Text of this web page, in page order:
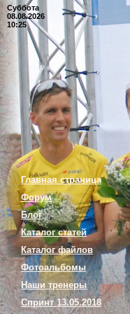
Суббота
08.08.2026
10:25
Главная страница
Форум
Блог
Каталог статей
Каталог файлов
Фотоальбомы
Наши тренеры
Спринт 13.05.2018